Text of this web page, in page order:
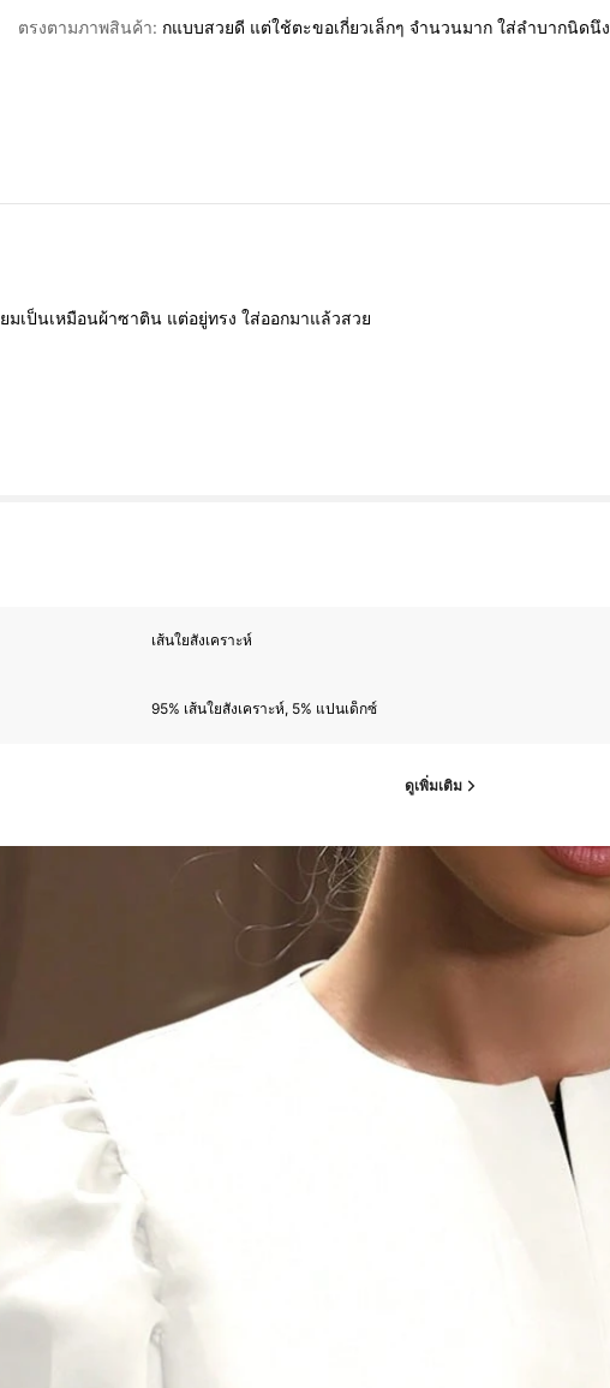
ตรงตามภาพสินค้า: กแบบสวยดี แต่ใช้ตะขอเกี่ยวเล็กๆจำนวนมากใส่ลำบากนิดนึง
ยมเป็นเหมือนผ้าซาติน แต่อยู่ทรงใส่ออกมาแล้วสวย
เส้นใยสังเคราะห์
95% เส้นใยสังเคราะห์, 5% แปนเด็กซ์
ดูเพิ่มเติม